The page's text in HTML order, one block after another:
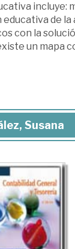
de
con la
un mapa
Susana